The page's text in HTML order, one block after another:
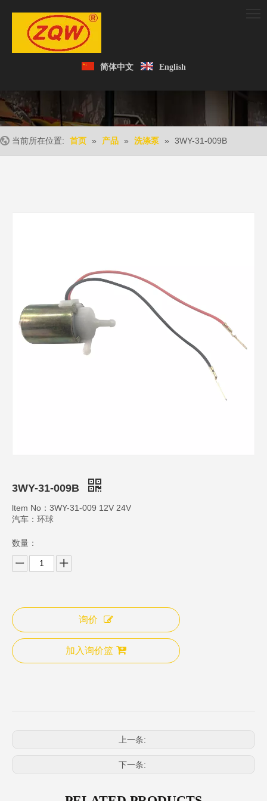
简体中文 English
当前所在位置: 首页 » 产品 » 洗涤泵 » 3WY-31-009B
3WY-31-009B
ltem No：3WY-31-009 12V 24V
汽车：环球
数量：
询价
加入询价篮
上一条:
下一条: